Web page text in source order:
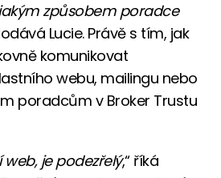
způsobem poradce
Lucie. Právě s tím, jak
komunikovat
webu, mailingu nebo
poradcům v Broker Trustu
je podezřelý,“ říká